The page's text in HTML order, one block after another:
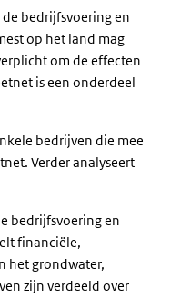
bedrijfsvoering en
op het land mag
om de effecten
is een onderdeel
bedrijven die mee
Verder analyseert
bedrijfsvoering en
financiële,
het grondwater,
zijn verdeeld over